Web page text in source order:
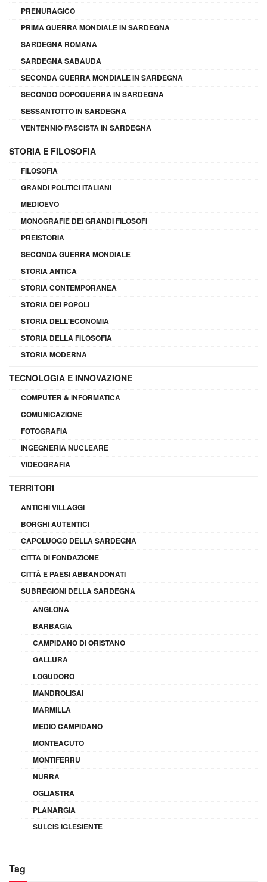
PRENURAGICO
PRIMA GUERRA MONDIALE IN SARDEGNA
SARDEGNA ROMANA
SARDEGNA SABAUDA
SECONDA GUERRA MONDIALE IN SARDEGNA
SECONDO DOPOGUERRA IN SARDEGNA
SESSANTOTTO IN SARDEGNA
VENTENNIO FASCISTA IN SARDEGNA
STORIA E FILOSOFIA
FILOSOFIA
GRANDI POLITICI ITALIANI
MEDIOEVO
MONOGRAFIE DEI GRANDI FILOSOFI
PREISTORIA
SECONDA GUERRA MONDIALE
STORIA ANTICA
STORIA CONTEMPORANEA
STORIA DEI POPOLI
STORIA DELL'ECONOMIA
STORIA DELLA FILOSOFIA
STORIA MODERNA
TECNOLOGIA E INNOVAZIONE
COMPUTER & INFORMATICA
COMUNICAZIONE
FOTOGRAFIA
INGEGNERIA NUCLEARE
VIDEOGRAFIA
TERRITORI
ANTICHI VILLAGGI
BORGHI AUTENTICI
CAPOLUOGO DELLA SARDEGNA
CITTÀ DI FONDAZIONE
CITTÀ E PAESI ABBANDONATI
SUBREGIONI DELLA SARDEGNA
ANGLONA
BARBAGIA
CAMPIDANO DI ORISTANO
GALLURA
LOGUDORO
MANDROLISAI
MARMILLA
MEDIO CAMPIDANO
MONTEACUTO
MONTIFERRU
NURRA
OGLIASTRA
PLANARGIA
SULCIS IGLESIENTE
Tag